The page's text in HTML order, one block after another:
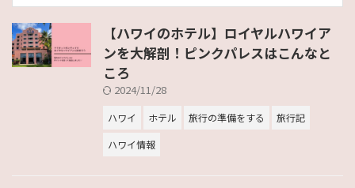
【ハワイのホテル】ロイヤルハワイア
ンを大解剖！ピンクパレスはこんなと
ころ
2024/11/28
ハワイ ホテル 旅行の準備をする
旅行記
ハワイ情報